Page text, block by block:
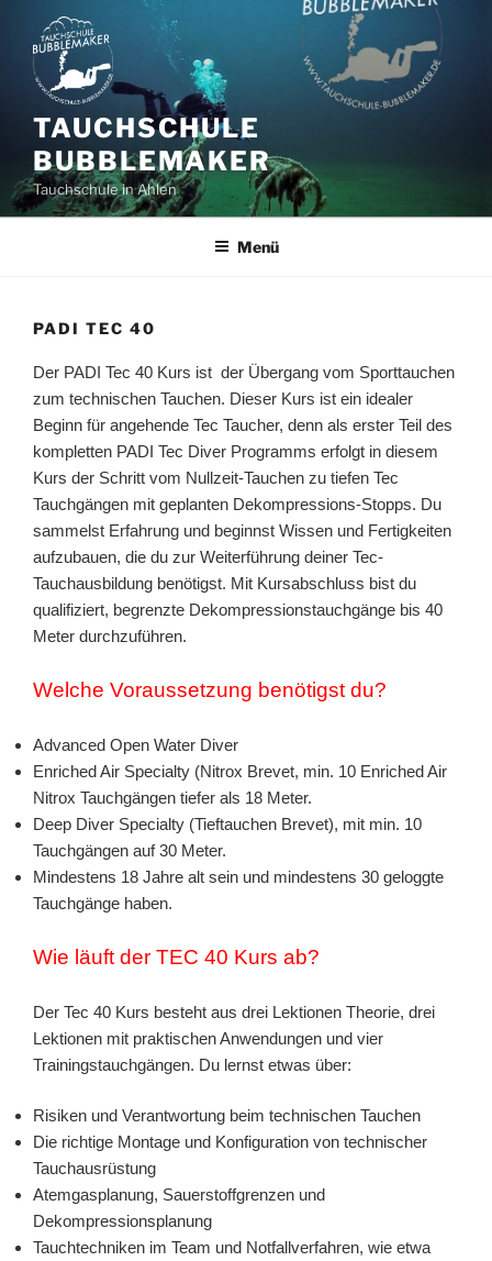
Inhalt
springen
TAUCHSCHULE
BUBBLEMAKER
Tauchschule in Ahlen
Menü
PADI TEC 40
Der PADI Tec 40 Kurs ist der Übergang vom Sporttauchen
zum technischen Tauchen. Dieser Kurs ist ein idealer
Beginn für angehende Tec Taucher, denn als erster Teil des
kompletten PADI Tec Diver Programms erfolgt in diesem
Kurs der Schritt vom Nullzeit-Tauchen zu tiefen Tec
Tauchgängen mit geplanten Dekompressions-Stopps. Du
sammelst Erfahrung und beginnst Wissen und Fertigkeiten
aufzubauen, die du zur Weiterführung deiner Tec-
Tauchausbildung benötigst. Mit Kursabschluss bist du
qualifiziert, begrenzte Dekompressionstauchgänge bis 40
Meter durchzuführen.
Welche Voraussetzung benötigst du?
Advanced Open Water Diver
Enriched Air Specialty (Nitrox Brevet, min. 10 Enriched Air
Nitrox Tauchgängen tiefer als 18 Meter.
Deep Diver Specialty (Tieftauchen Brevet), mit min. 10
Tauchgängen auf 30 Meter.
Mindestens 18 Jahre alt sein und mindestens 30 geloggte
Tauchgänge haben.
Wie läuft der TEC 40 Kurs ab?
Der Tec 40 Kurs besteht aus drei Lektionen Theorie, drei
Lektionen mit praktischen Anwendungen und vier
Trainingstauchgängen. Du lernst etwas über:
Risiken und Verantwortung beim technischen Tauchen
Die richtige Montage und Konfiguration von technischer
Tauchausrüstung
Atemgasplanung, Sauerstoffgrenzen und
Dekompressionsplanung
Tauchtechniken im Team und Notfallverfahren, wie etwa